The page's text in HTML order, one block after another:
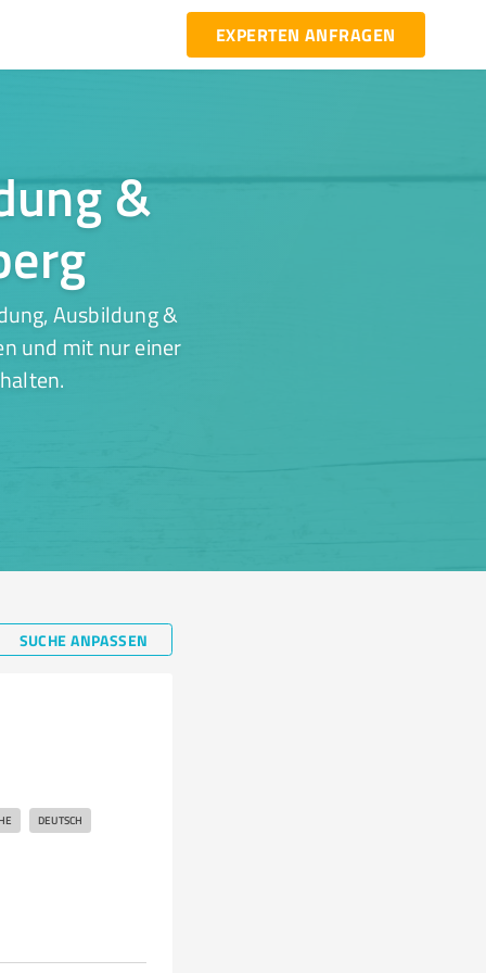
EXPERTEN ANFRAGEN
&
Ausbildung &
und mit nur einer
SUCHE ANPASSEN
DEUTSCH